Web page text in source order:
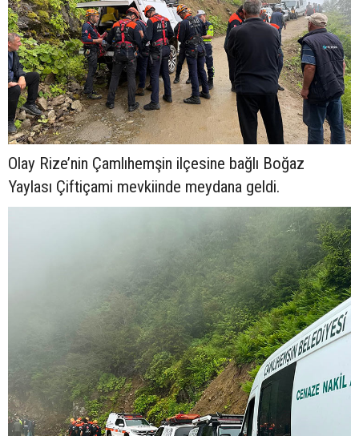
Olay Rize’nin Çamlıhemşin ilçesine bağlı Boğaz
Yaylası Çiftiçami mevkiinde meydana geldi.